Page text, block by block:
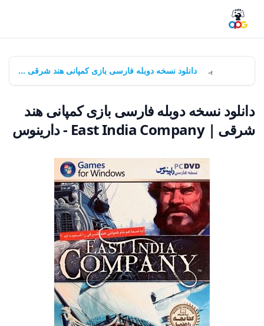
بازی‌ها دانلود نسخه دوبله فارسی بازی کمپانی هند شرقی | East India Company - دارینوس
دانلود نسخه دوبله فارسی بازی کمپانی هند
شرقی | East India Company - دارینوس